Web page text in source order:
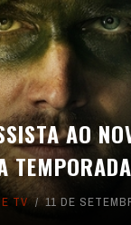
AO
TEMPORADA
TV 11 DE